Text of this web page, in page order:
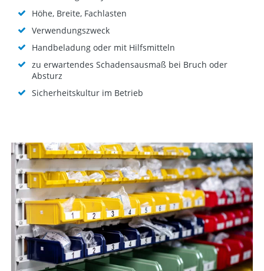
Höhe, Breite, Fachlasten
Verwendungszweck
Handbeladung oder mit Hilfsmitteln
zu erwartendes Schadensausmaß bei Bruch oder
Absturz
Sicherheitskultur im Betrieb